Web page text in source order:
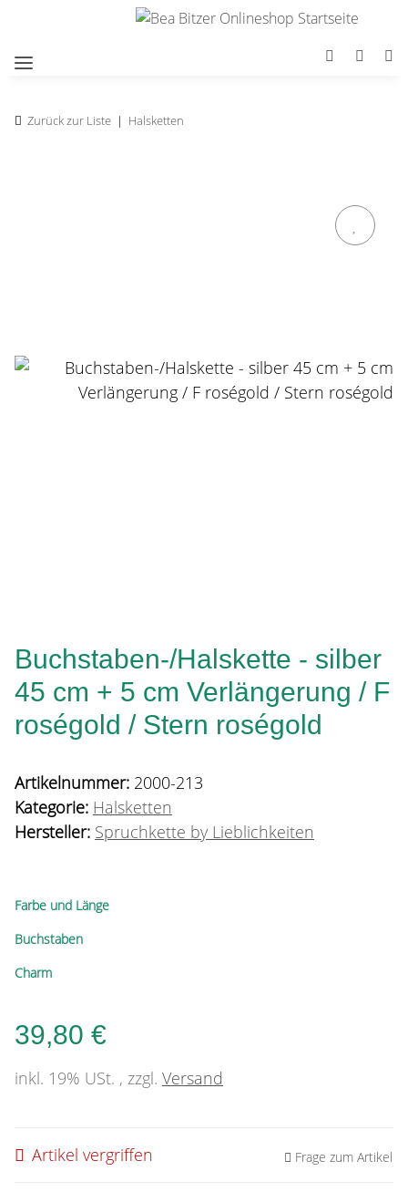
Zurück zur Liste Halsketten
Buchstaben-/Halskette - silber
45 cm + 5 cm Verlängerung / F
roségold / Stern roségold
Artikelnummer: 2000-213
Kategorie: Halsketten
Hersteller: Spruchkette by Lieblichkeiten
Farbe und Länge
Buchstaben
Charm
39,80 €
inkl. 19% USt. , zzgl. Versand
Artikel vergriffen Frage zum Artikel